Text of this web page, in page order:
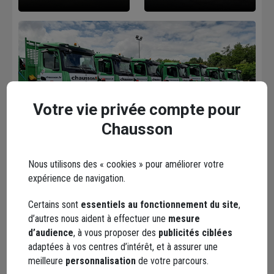
YouTube
Les avis
Loading...
Les services dans votre
Votre vie privée compte pour
Chausson
Nous utilisons des « cookies » pour améliorer votre
expérience de navigation.
Certains sont essentiels au fonctionnement du site,
d’autres nous aident à effectuer une mesure
d’audience, à vous proposer des publicités ciblées
adaptées à vos centres d’intérêt, et à assurer une
meilleure personnalisation de votre parcours.